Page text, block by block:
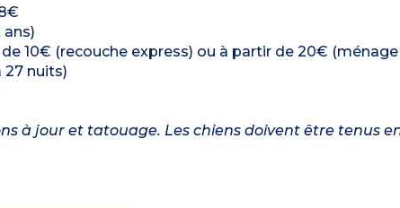
ans)
10€ (recouche express) ou à partir de 20€
27 nuits)
à jour et tatouage. Les chiens doivent être tenus